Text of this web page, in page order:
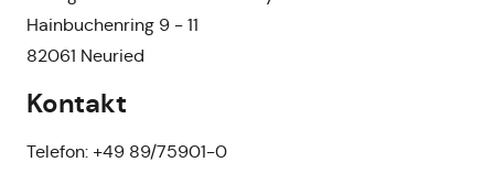
Hainbuchenring 9 - 11
82061 Neuried
Kontakt
Telefon: +49 89/75901-0